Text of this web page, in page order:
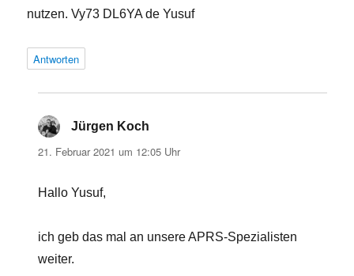
nutzen. Vy73 DL6YA de Yusuf
Antworten
Jürgen Koch
21. Februar 2021 um 12:05 Uhr
Hallo Yusuf,
ich geb das mal an unsere APRS-Spezialisten
weiter.